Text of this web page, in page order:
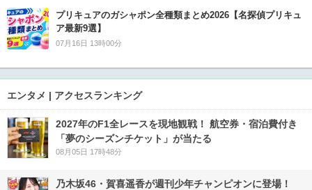
プリキュアのガシャポン全種類まとめ2026【名探偵プリキュ
ア最新9選】
07月16日 13時00分
エンタメ | アクセスランキング
2027年のF1全レースを現地観戦！ 航空券・宿泊費付き
「夢のシーズンチケット」が当たる
08月05日 17時48分
乃木坂46・賀喜遥香が週刊少年チャンピオンに登場！